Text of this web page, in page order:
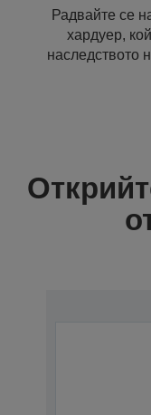
Радвайте се
хардуер,
наследството